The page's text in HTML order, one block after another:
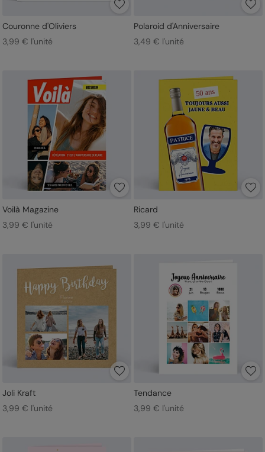
Couronne d'Oliviers
3,99 € l'unité
Polaroid d'Anniversaire
3,49 € l'unité
Voilà Magazine
3,99 € l'unité
Ricard
3,99 € l'unité
Joli Kraft
3,99 € l'unité
Tendance
3,99 € l'unité